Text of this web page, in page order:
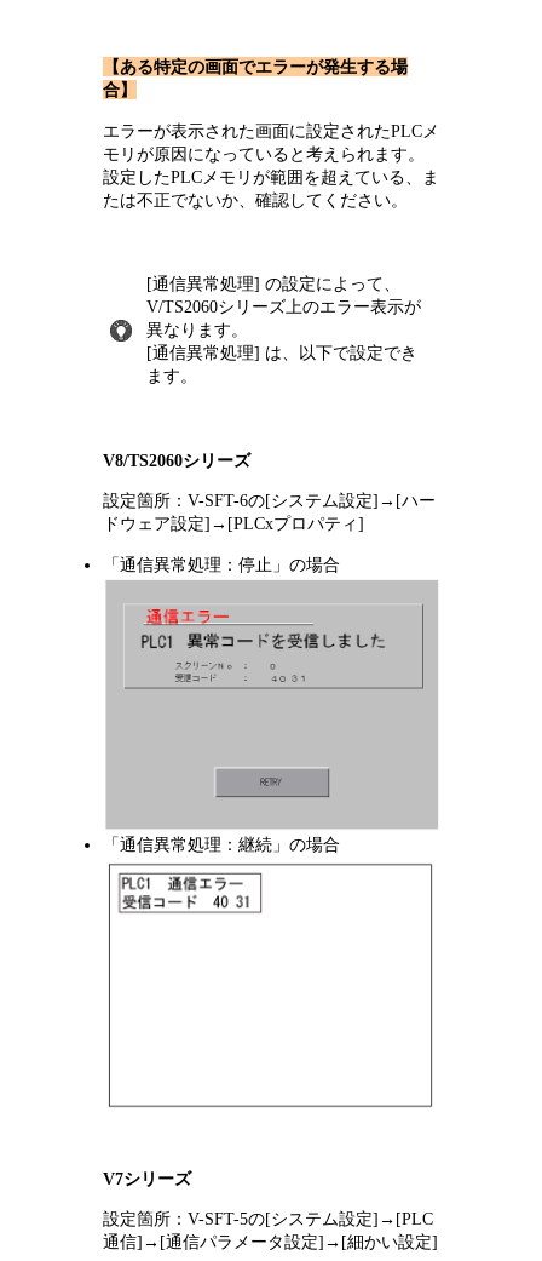
【ある特定の画面でエラーが発生する場
合】
エラーが表示された画面に設定されたPLCメ
モリが原因になっていると考えられます。
設定したPLCメモリが範囲を超えている、ま
たは不正でないか、確認してください。
[通信異常処理] の設定によって、
V/TS2060シリーズ上のエラー表示が
異なります。
[通信異常処理] は、以下で設定でき
ます。
V8/TS2060シリーズ
設定箇所：V-SFT-6の[システム設定]→[ハー
ドウェア設定]→[PLCxプロパティ]
「通信異常処理：停止」の場合
「通信異常処理：継続」の場合
V7シリーズ
設定箇所：V-SFT-5の[システム設定]→[PLC
通信]→[通信パラメータ設定]→[細かい設定]